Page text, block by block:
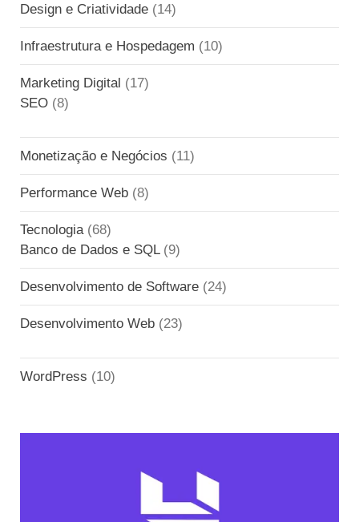
Design e Criatividade (14)
Infraestrutura e Hospedagem (10)
Marketing Digital (17)
SEO (8)
Monetização e Negócios (11)
Performance Web (8)
Tecnologia (68)
Banco de Dados e SQL(9)
Desenvolvimento de Software (24)
Desenvolvimento Web (23)
WordPress (10)